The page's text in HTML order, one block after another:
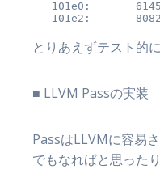
101e0:
とりあえずテスト的
■ LLVM Passの実装
PassはLLVMに容易
でもなればと思ったり